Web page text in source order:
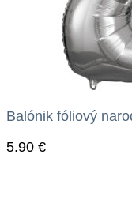
Balónik fóliový
5.90 €